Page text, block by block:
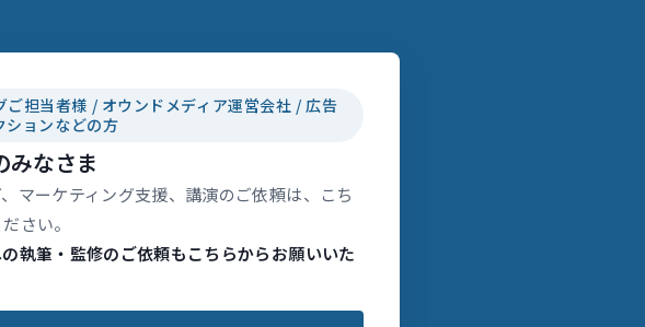
ご担当者様 / オウンドメディア運営会社 / 広告
ションなどの方
みなさま
マーケティング支援、講演のご依頼は、こち
さい。
執筆・監修のご依頼もこちらからお願いいた